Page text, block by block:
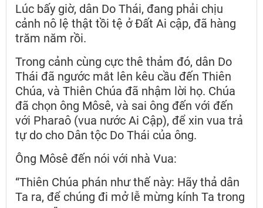
Lúc bấy giờ, dân Do Thái, đang phải chịu
cảnh nô lệ thật tồi tệ ở Đất Ai cập, đã hàng
trăm năm rồi.
Trong cảnh cùng cực thê thảm đó, dân Do
Thái đã ngước mắt lên kêu cầu đến Thiên
Chúa, và Thiên Chúa đã nhậm lời họ. Chúa
đã chọn ông Môsê, và sai ông đến với đến
với Pharaô (vua nước Ai Cập), để xin vua trả
tự do cho Dân tộc Do Thái của ông.
Ông Môsê đến nói với nhà Vua:
“Thiên Chúa phán như thế này: Hãy thả dân
Ta ra, để chúng đi mở lễ mừng kính Ta trong